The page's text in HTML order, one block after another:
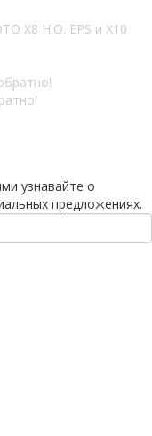
X8 H.O. EPS и X10
узнавайте о
предложениях.